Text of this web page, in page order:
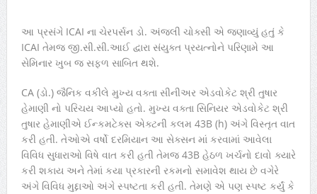
આ પ્રસંગે ICAI ના ચેરપર્સન ડો. અંજલી ચોક્સી એ જણાવ્યું હતું કે
ICAI તેમજ જી.સી.સી.આઈ દ્વારા સંયુક્ત પ્રયત્નોને પરિણામે આ
સેમિનાર ખુબ જ સફળ સાબિત થશે.
CA (ડો.) જૈનિક વકીલે મુખ્ય વક્તા સીનીઅર એડવોકેટ શ્રી તુષાર
હેમાણી નો પરિચય આપ્યો હતો. મુખ્ય વક્તા સિનિયર એડવોકેટ શ્રી
તુષાર હેમાણીએ ઈન્કમટેક્સ એક્ટની કલમ 43B (h) અંગે વિસ્તૃત વાત
કરી હતી. તેઓએ વર્ષો દરમિયાન આ સેક્સન માં કરવામાં આવેલા
વિવિધ સુધારાઓ વિષે વાત કરી હતી તેમજ 43B હેઠળ ખર્ચનો દાવો ક્યારે
કરી શકાય અને તેમાં કયા પ્રકારની રકમનો સમાવેશ થાય છે વગેરે
અંગે વિવિધ મુદ્દાઓ અંગે સ્પષ્ટતા કરી હતી. તેમણે એ પણ સ્પષ્ટ કર્યું કે